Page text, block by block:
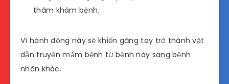
thăm khám bệnh.
Vì hành động này sẽ khiến găng tay trở thành vật
dẫn truyền mầm bệnh từ bệnh này sang bệnh
nhân khác.